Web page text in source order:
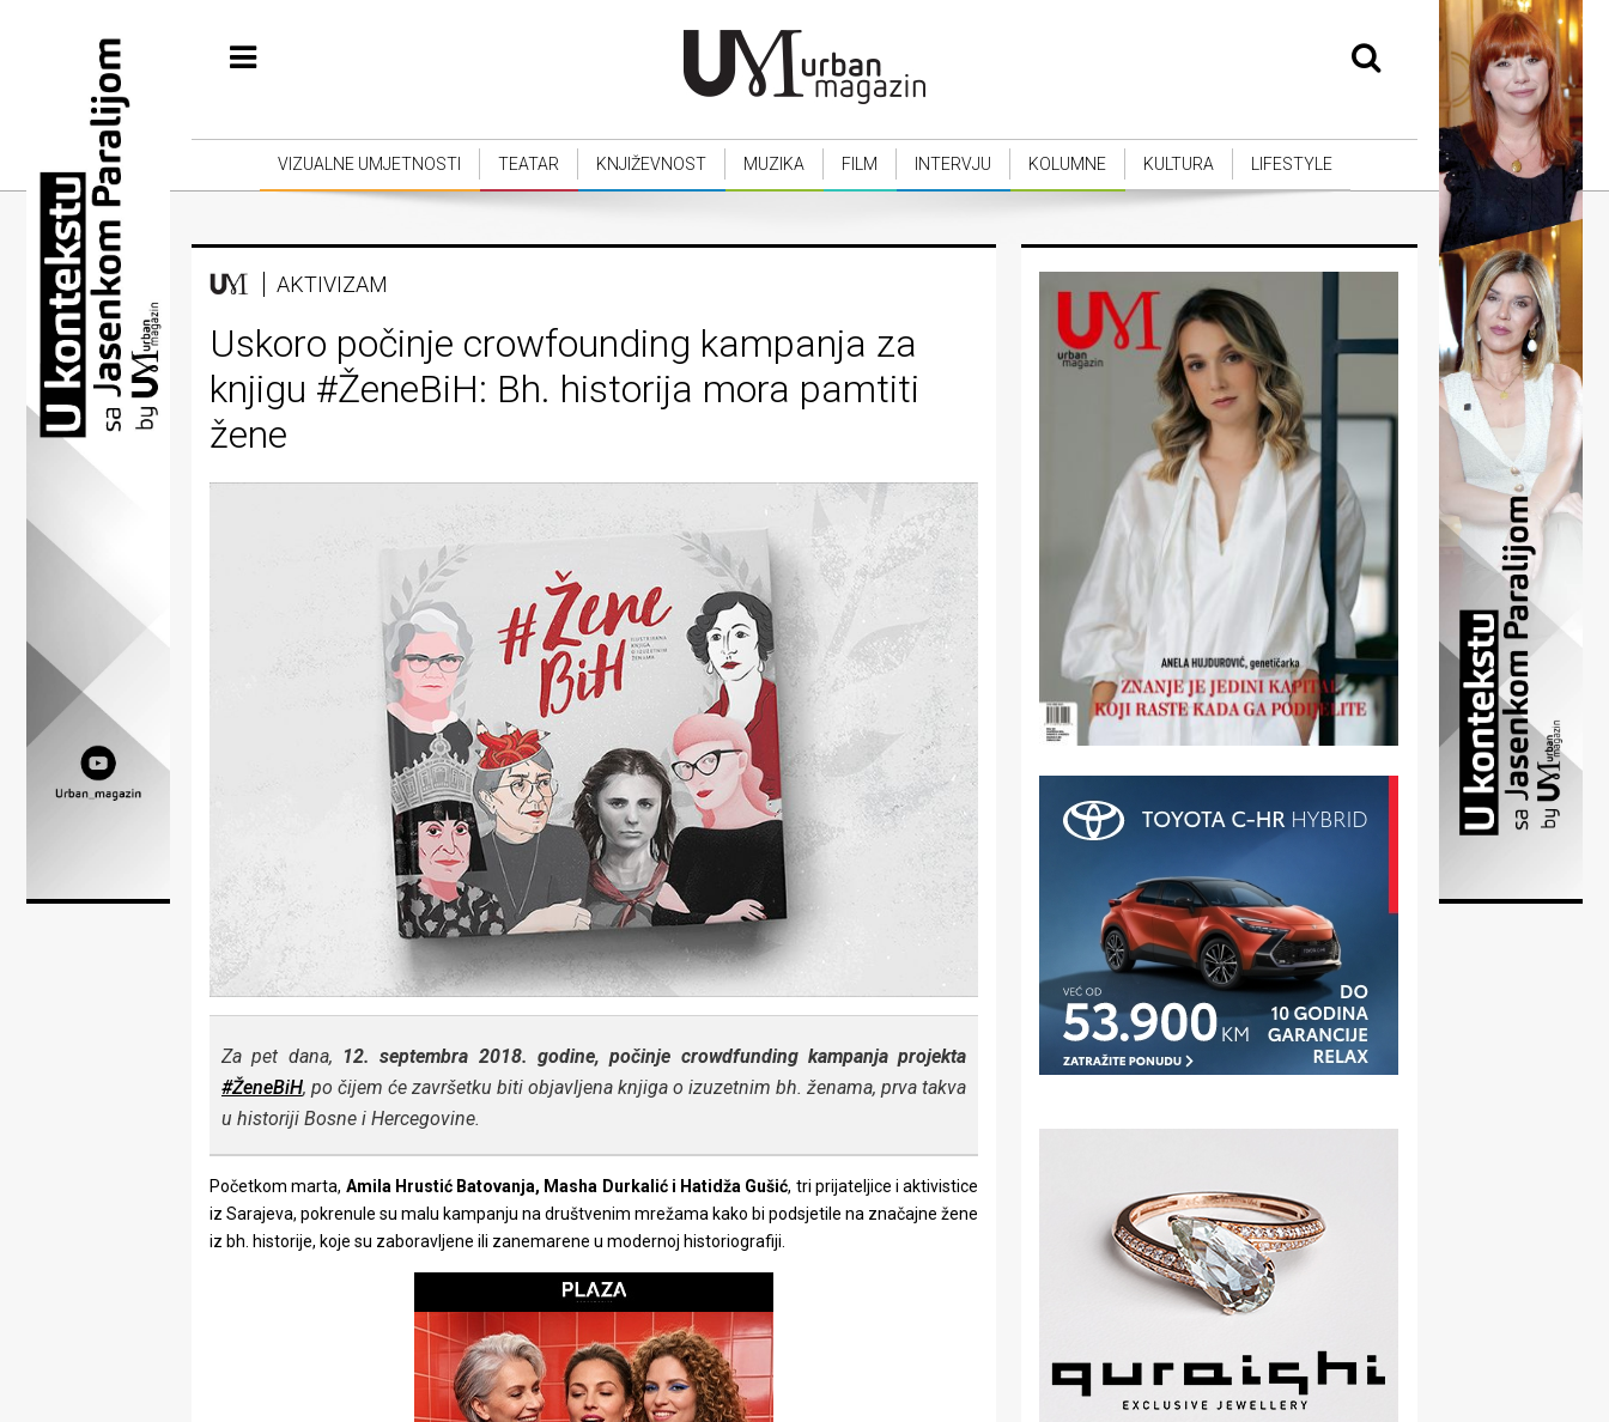
Vizualne
umjetnosti
Teatar
Književnost
Muzika
Film
Intervju
Kolumne
Lifestyle
Beauty
Zdravlje
stolom
u
VIZUALNE UMJETNOSTI TEATAR KNJIŽEVNOST MUZIKA FILM INTERVJU KOLUMNE KULTURA LIFESTYLE
AKTIVIZAM
Uskoro počinje crowfounding kampanja za
knjigu #ŽeneBiH: Bh. historija mora pamtiti
žene
Za pet dana, 12. septembra 2018. godine, počinje crowdfunding kampanja projekta
#ŽeneBiH, po čijem će završetku biti objavljena knjiga o izuzetnim bh. ženama, prva takva
u historiji Bosne i Hercegovine.
Početkom marta, Amila Hrustić Batovanja, Masha Durkalić i Hatidža Gušić, tri prijateljice i aktivistice
iz Sarajeva, pokrenule su malu kampanju na društvenim mrežama kako bi podsjetile na značajne žene
iz bh. historije, koje su zaboravljene ili zanemarene u modernoj historiografiji.